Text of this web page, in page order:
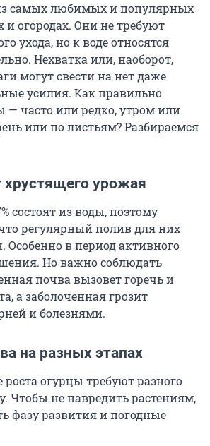
самых любимых и популярных
и огородах. Они не требуют
ухода, но к воде относятся
Нехватка или, наоборот,
могут свести на нет даже
усилия. Как правильно
— часто или редко, утром или
или по листьям? Разбираемся
хрустящего урожая
состоят из воды, поэтому
регулярный полив для них
в период активного
Но важно соблюдать
почва вызовет горечь и
а заболоченная грозит
и болезнями.
на разных этапах
огурцы требуют разного
Чтобы не навредить растениям,
фазу развития и погодные